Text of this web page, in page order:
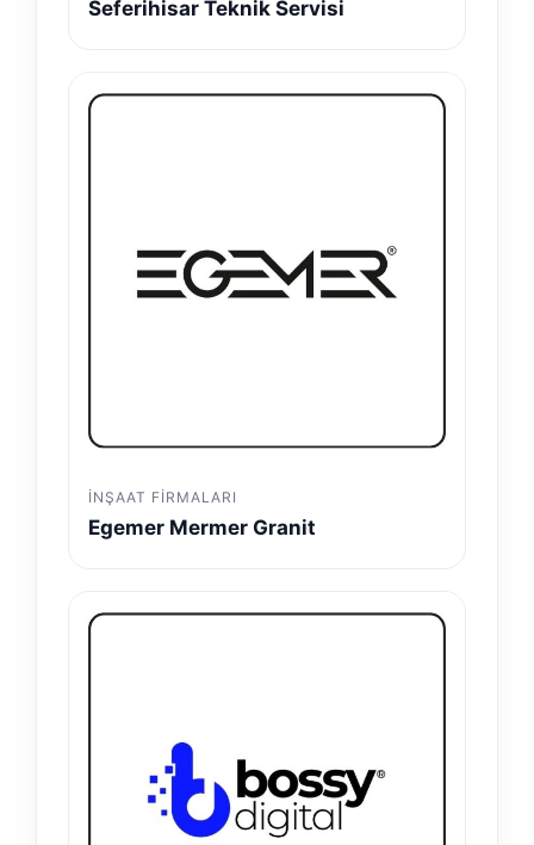
Seferihisar Teknik Servisi
İNŞAAT FIRMALARI
Egemer Mermer Granit